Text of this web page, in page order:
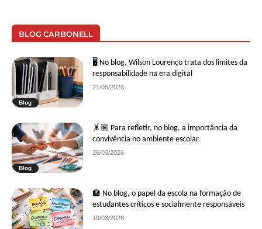
BLOG CARBONELL
Blog
🖥 No blog, Wilson Lourenço trata dos limites da
responsabilidade na era digital
21/05/2026
Blog
🤸🏽 Para refletir, no blog, a importância da
convivência no ambiente escolar
26/03/2026
🏫 No blog, o papel da escola na formação de
estudantes críticos e socialmente responsáveis
19/03/2026